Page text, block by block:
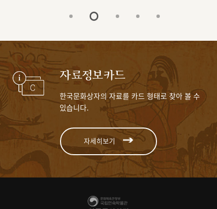
자료정보카드
한국문화상자의 자료를 카드 형태로 찾아 볼 수
있습니다.
자세히보기